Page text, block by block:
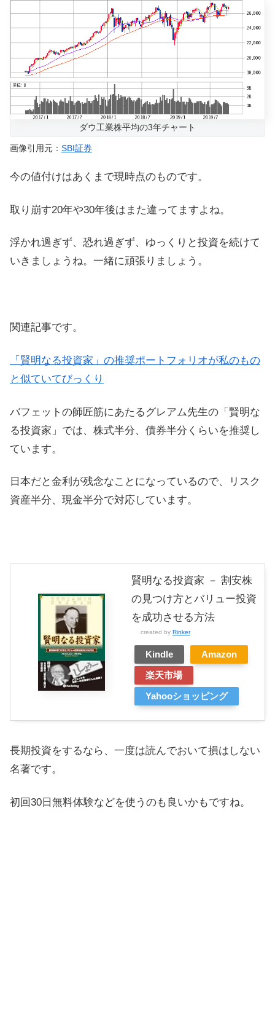
ダウ工業株平均の3年チャート
画像引用元： SBI証券
今の値付けはあくまで現時点のものです。
取り崩す20年や30年後はまた違ってますよね。
浮かれ過ぎず、恐れ過ぎず、ゆっくりと投資を続けて
いきましょうね。一緒に頑張りましょう。
関連記事です。
「賢明なる投資家」の推奨ポートフォリオが私のもの
と似ていてびっくり
バフェットの師匠筋にあたるグレアム先生の「賢明な
る投資家」では、株式半分、債券半分くらいを推奨し
ています。
日本だと金利が残念なことになっているので、リスク
資産半分、現金半分で対応しています。
賢明なる投資家 － 割安株
の見つけ方とバリュー投資
を成功させる方法
created by Rinker
Kindle
Amazon
楽天市場
Yahooショッピング
長期投資をするなら、一度は読んでおいて損はしない
名著です。
初回30日無料体験などを使うのも良いかもですね。